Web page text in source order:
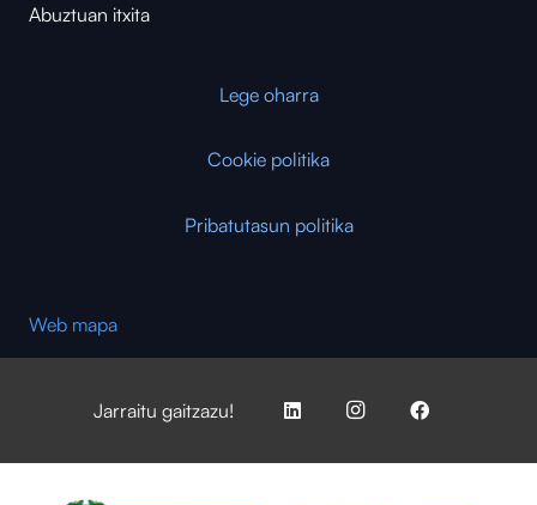
Abuztuan itxita
Lege oharra
Cookie politika
Pribatutasun politika
Web mapa
Jarraitu gaitzazu!